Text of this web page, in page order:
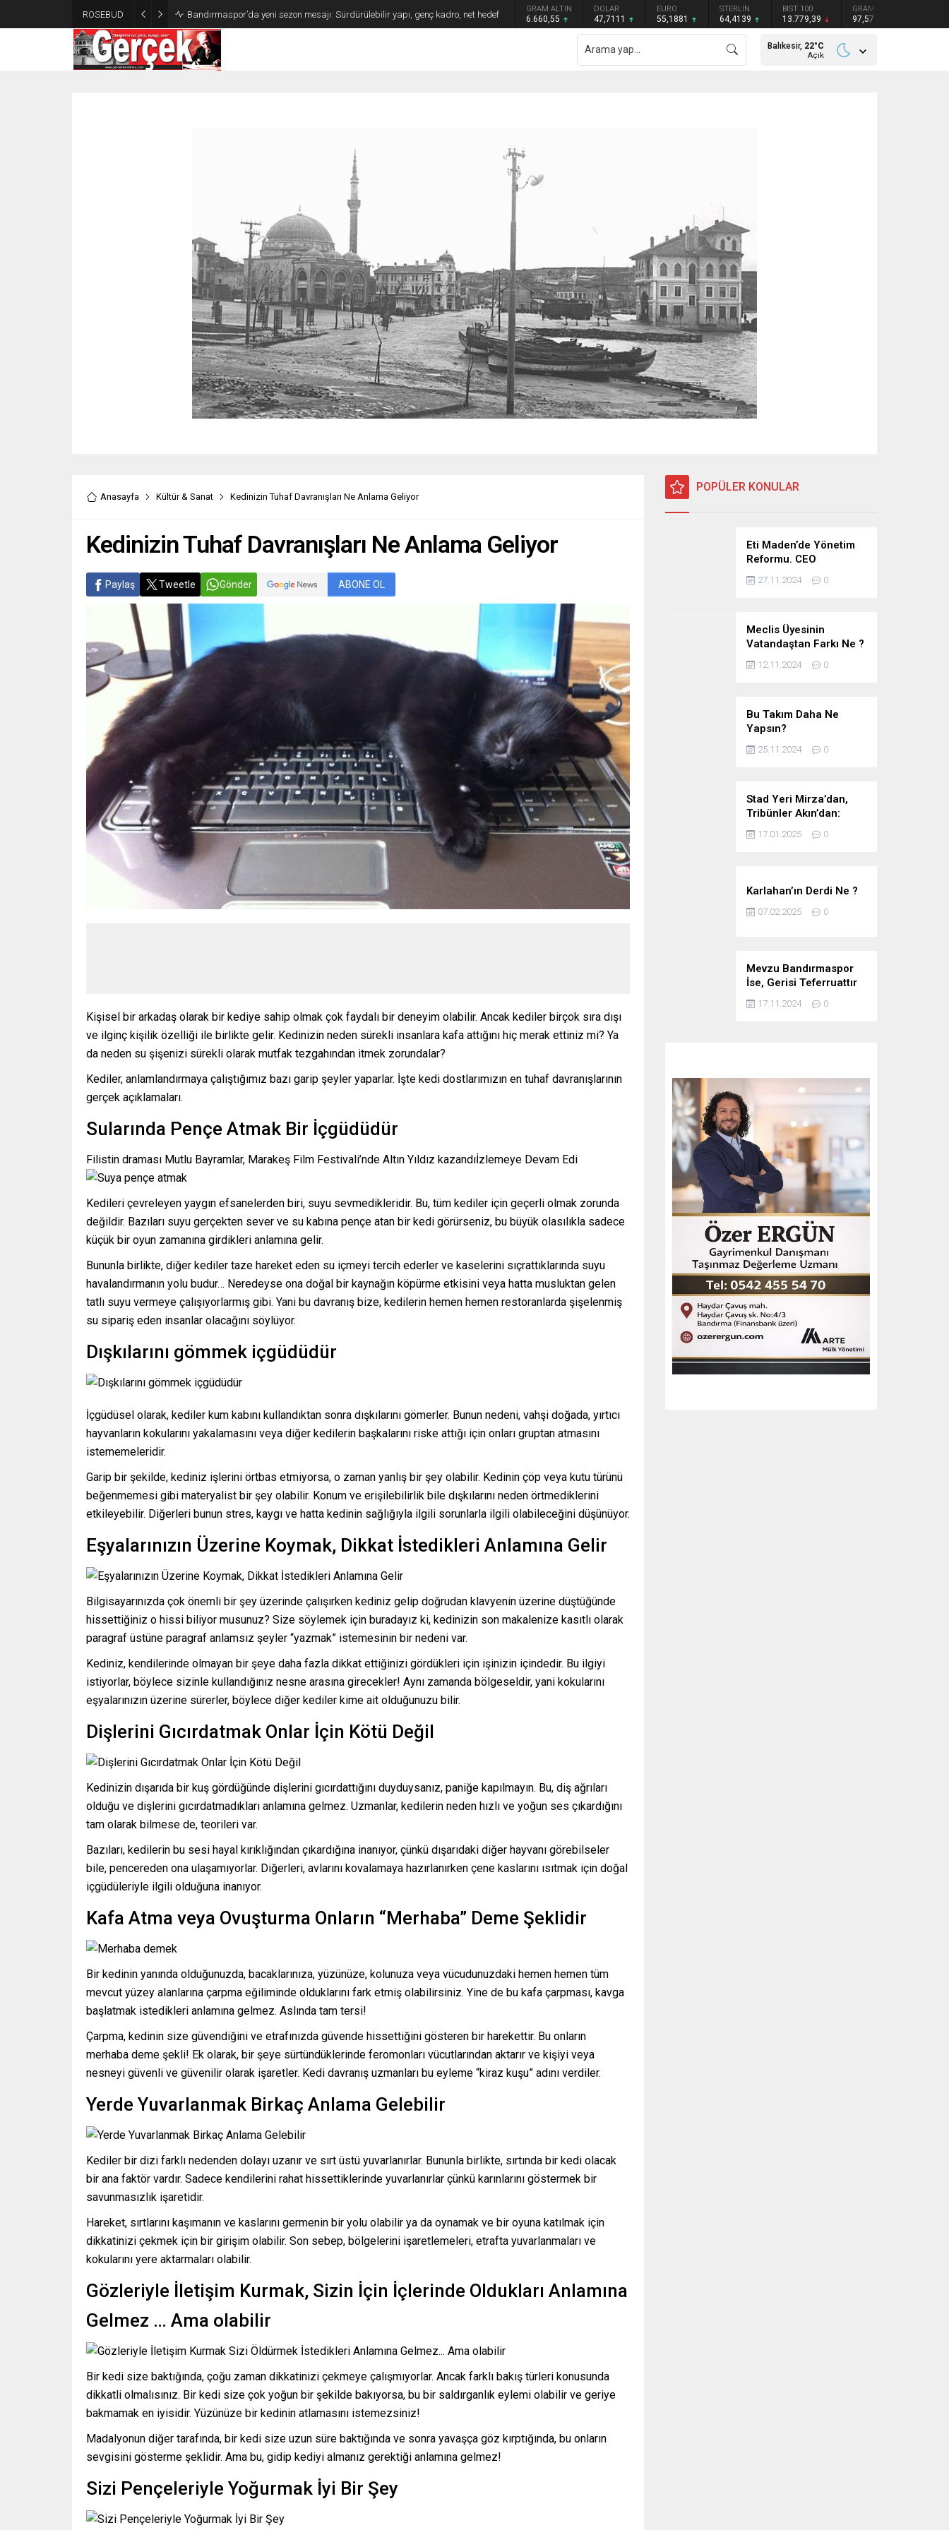
ROSEBUD Bandırmaspor İstanbulspor İlk Maçta Karşılaşıyor. Saat Kaçta? GRAM ALTIN
6.660,55
DOLAR
47,7111
EURO
55,1881
STERLİN
64,4139
BIST 100
13.779,39
GRAM GÜMÜŞ
97,57
BITCOIN
₺
Balıkesir, 22°C
Açık
Anasayfa Kültür & Sanat Kedinizin Tuhaf Davranışları Ne Anlama Geliyor
Kedinizin Tuhaf Davranışları Ne Anlama Geliyor
Paylaş Tweetle Gönder ABONE OL
Kişisel bir arkadaş olarak bir kediye sahip olmak çok faydalı bir deneyim olabilir. Ancak kediler birçok sıra dışı
ve ilginç kişilik özelliği ile birlikte gelir. Kedinizin neden sürekli insanlara kafa attığını hiç merak ettiniz mi? Ya
da neden su şişenizi sürekli olarak mutfak tezgahından itmek zorundalar?
Kediler, anlamlandırmaya çalıştığımız bazı garip şeyler yaparlar. İşte kedi dostlarımızın en tuhaf davranışlarının
gerçek açıklamaları.
Sularında Pençe Atmak Bir İçgüdüdür
Filistin draması Mutlu Bayramlar, Marakeş Film Festivali’nde Altın Yıldız kazandıİzlemeye Devam Edi
Kedileri çevreleyen yaygın efsanelerden biri, suyu sevmedikleridir. Bu, tüm kediler için geçerli olmak zorunda
değildir. Bazıları suyu gerçekten sever ve su kabına pençe atan bir kedi görürseniz, bu büyük olasılıkla sadece
küçük bir oyun zamanına girdikleri anlamına gelir.
Bununla birlikte, diğer kediler taze hareket eden su içmeyi tercih ederler ve kaselerini sıçrattıklarında suyu
havalandırmanın yolu budur… Neredeyse ona doğal bir kaynağın köpürme etkisini veya hatta musluktan gelen
tatlı suyu vermeye çalışıyorlarmış gibi. Yani bu davranış bize, kedilerin hemen hemen restoranlarda şişelenmiş
su sipariş eden insanlar olacağını söylüyor.
Dışkılarını gömmek içgüdüdür
İçgüdüsel olarak, kediler kum kabını kullandıktan sonra dışkılarını gömerler. Bunun nedeni, vahşi doğada, yırtıcı
hayvanların kokularını yakalamasını veya diğer kedilerin başkalarını riske attığı için onları gruptan atmasını
istememeleridir.
Garip bir şekilde, kediniz işlerini örtbas etmiyorsa, o zaman yanlış bir şey olabilir. Kedinin çöp veya kutu türünü
beğenmemesi gibi materyalist bir şey olabilir. Konum ve erişilebilirlik bile dışkılarını neden örtmediklerini
etkileyebilir. Diğerleri bunun stres, kaygı ve hatta kedinin sağlığıyla ilgili sorunlarla ilgili olabileceğini düşünüyor.
Eşyalarınızın Üzerine Koymak, Dikkat İstedikleri Anlamına Gelir
Bilgisayarınızda çok önemli bir şey üzerinde çalışırken kediniz gelip doğrudan klavyenin üzerine düştüğünde
hissettiğiniz o hissi biliyor musunuz? Size söylemek için buradayız ki, kedinizin son makalenize kasıtlı olarak
paragraf üstüne paragraf anlamsız şeyler “yazmak” istemesinin bir nedeni var.
Kediniz, kendilerinde olmayan bir şeye daha fazla dikkat ettiğinizi gördükleri için işinizin içindedir. Bu ilgiyi
istiyorlar, böylece sizinle kullandığınız nesne arasına girecekler! Aynı zamanda bölgeseldir, yani kokularını
eşyalarınızın üzerine sürerler, böylece diğer kediler kime ait olduğunuzu bilir.
Dişlerini Gıcırdatmak Onlar İçin Kötü Değil
Kedinizin dışarıda bir kuş gördüğünde dişlerini gıcırdattığını duyduysanız, paniğe kapılmayın. Bu, diş ağrıları
olduğu ve dişlerini gıcırdatmadıkları anlamına gelmez. Uzmanlar, kedilerin neden hızlı ve yoğun ses çıkardığını
tam olarak bilmese de, teorileri var.
Bazıları, kedilerin bu sesi hayal kırıklığından çıkardığına inanıyor, çünkü dışarıdaki diğer hayvanı görebilseler
bile, pencereden ona ulaşamıyorlar. Diğerleri, avlarını kovalamaya hazırlanırken çene kaslarını ısıtmak için doğal
içgüdüleriyle ilgili olduğuna inanıyor.
Kafa Atma veya Ovuşturma Onların “Merhaba” Deme Şeklidir
Bir kedinin yanında olduğunuzda, bacaklarınıza, yüzünüze, kolunuza veya vücudunuzdaki hemen hemen tüm
mevcut yüzey alanlarına çarpma eğiliminde olduklarını fark etmiş olabilirsiniz. Yine de bu kafa çarpması, kavga
başlatmak istedikleri anlamına gelmez. Aslında tam tersi!
Çarpma, kedinin size güvendiğini ve etrafınızda güvende hissettiğini gösteren bir harekettir. Bu onların
merhaba deme şekli! Ek olarak, bir şeye sürtündüklerinde feromonları vücutlarından aktarır ve kişiyi veya
nesneyi güvenli ve güvenilir olarak işaretler. Kedi davranış uzmanları bu eyleme “kiraz kuşu” adını verdiler.
Yerde Yuvarlanmak Birkaç Anlama Gelebilir
Kediler bir dizi farklı nedenden dolayı uzanır ve sırt üstü yuvarlanırlar. Bununla birlikte, sırtında bir kedi olacak
bir ana faktör vardır. Sadece kendilerini rahat hissettiklerinde yuvarlanırlar çünkü karınlarını göstermek bir
savunmasızlık işaretidir.
Hareket, sırtlarını kaşımanın ve kaslarını germenin bir yolu olabilir ya da oynamak ve bir oyuna katılmak için
dikkatinizi çekmek için bir girişim olabilir. Son sebep, bölgelerini işaretlemeleri, etrafta yuvarlanmaları ve
kokularını yere aktarmaları olabilir.
Gözleriyle İletişim Kurmak, Sizin İçin İçlerinde Oldukları Anlamına
Gelmez … Ama olabilir
Bir kedi size baktığında, çoğu zaman dikkatinizi çekmeye çalışmıyorlar. Ancak farklı bakış türleri konusunda
dikkatli olmalısınız. Bir kedi size çok yoğun bir şekilde bakıyorsa, bu bir saldırganlık eylemi olabilir ve geriye
bakmamak en iyisidir. Yüzünüze bir kedinin atlamasını istemezsiniz!
Madalyonun diğer tarafında, bir kedi size uzun süre baktığında ve sonra yavaşça göz kırptığında, bu onların
sevgisini gösterme şeklidir. Ama bu, gidip kediyi almanız gerektiği anlamına gelmez!
Sizi Pençeleriyle Yoğurmak İyi Bir Şey
POPÜLER KONULAR
Eti Maden’de Yönetim
Reformu. CEO
Modeli’nde Kadro /
Taşeron İşçilik Ayrımı
27.11.2024 0
Meclis Üyesinin
Vatandaştan Farkı Ne ?
12.11.2024 0
Bu Takım Daha Ne
Yapsın?
25.11.2024 0
Stad Yeri Mirza’dan,
Tribünler Akın’dan:
Geriye Bakanlık Kaldı.
17.01.2025 0
Karlahan’ın Derdi Ne ?
07.02.2025 0
Mevzu Bandırmaspor
İse, Gerisi Teferruattır
17.11.2024 0